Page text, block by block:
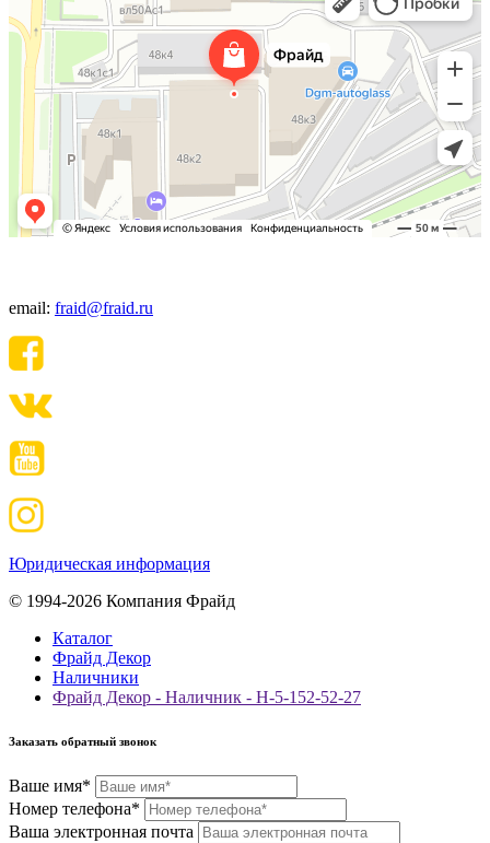
email: fraid@fraid.ru
Юридическая информация
© 1994-2026 Компания Фрайд
Каталог
Фрайд Декор
Наличники
Фрайд Декор - Наличник - Н-5-152-52-27
Заказать обратный звонок
Ваше имя*
Номер телефона*
Ваша электронная почта